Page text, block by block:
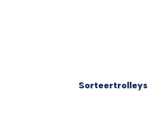
Sorteertrolleys